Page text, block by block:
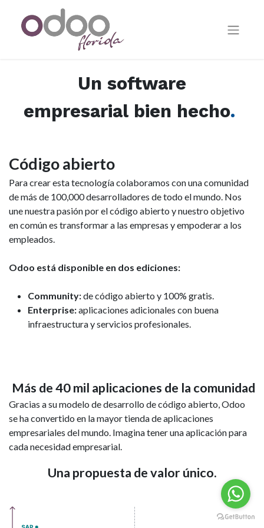
Un software
empresarial bien hecho.
Código abierto
Para crear esta tecnología colaboramos con una comunidad
de más de 100,000 desarrolladores de todo el mundo. Nos
une nuestra pasión por el código abierto y nuestro objetivo
en común es transformar a las empresas y empoderar a los
empleados.
Odoo está disponible en dos ediciones:
Community:de código abierto y 100% gratis.
Enterprise:aplicaciones adicionales con buena
infraestructura y servicios profesionales.
Más de 40 mil aplicaciones de la comunidad
Gracias a su modelo de desarrollo de código abierto, Odoo
se ha convertido en la mayor tienda de aplicaciones
empresariales del mundo. Imagina tener una aplicación para
cada necesidad empresarial.
Una propuesta de valor único.